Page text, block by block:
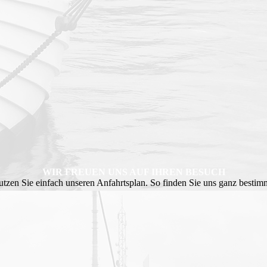
WIR FREUEN UNS AUF IHREN BESUCH
Sie einfach unseren Anfahrtsplan. So finden Sie uns ganz